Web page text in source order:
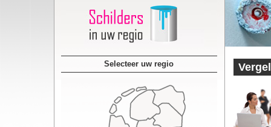
Selecteer uw regio